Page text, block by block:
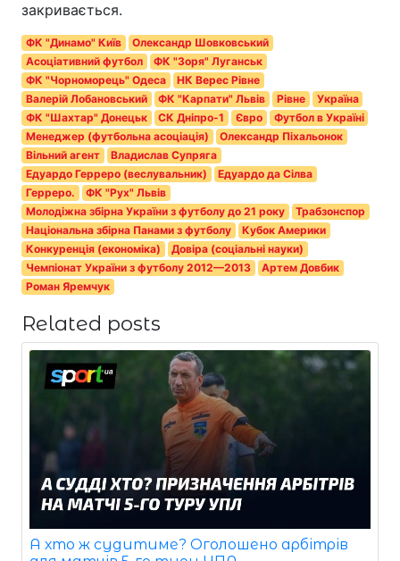
закривається.
ФК "Динамо" Київ
Олександр Шовковський
Асоціативний футбол
ФК "Зоря" Луганськ
ФК "Чорноморець" Одеса
НК Верес Рівне
Валерій Лобановський
ФК "Карпати" Львів Рівне
Україна
ФК "Шахтар" Донецьк
СК Дніпро-1 Євро
Футбол в Україні
Менеджер (футбольна асоціація)
Олександр Піхальонок
Вільний агент
Владислав Супряга
Едуардо Герреро (веслувальник)
Едуардо да Сілва
Герреро.
ФК "Рух" Львів
Молодіжна збірна України з футболу до 21 року
Трабзонспор
Національна збірна Панами з футболу
Кубок Америки
Конкуренція (економіка)
Довіра (соціальні науки)
Чемпіонат України з футболу 2012—2013
Артем Довбик
Роман Яремчук
Related posts
А хто ж судитиме? Оголошено арбітрів